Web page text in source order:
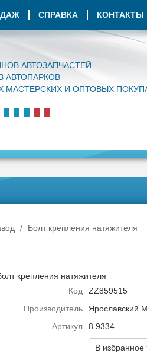
СПРАВКА КОНТАКТЫ
АВТОЗАПЧАСТЕЙ
АВТОПАРКОВ
МАСТЕРСКИХ И ОПТОВЫХ
Болт крепления натяжителя
крепления натяжителя
Код
ZZ859515
Производитель
Ярославский
Артикул
8.9334
В избранное